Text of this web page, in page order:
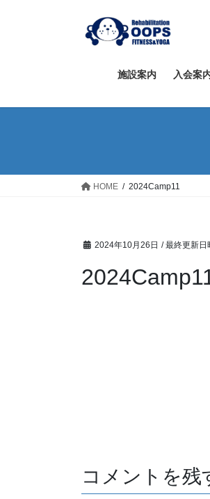
ス
ン
施設案内 入会案
HOME 2024Camp11
2024年10月26日 / 最終更新日
コメントを残